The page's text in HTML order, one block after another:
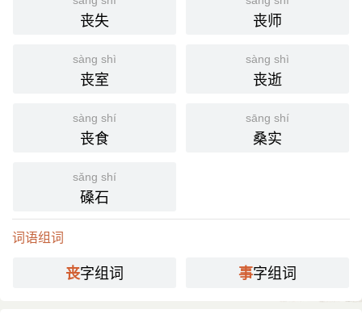
《后汉书·伏湛传》：“詔 隆 中弟 咸 收 隆 丧，赐给棺
敛，太中大夫护送丧事，詔告 琅邪 作冢。”
晋 礼。”
[ sāng shì ]
⒈ 人死后的敛葬、哀祭等事宜。
《史记·卷五七·绛侯周勃世家》：「勃以织薄曲为
主，常为人吹箫给丧事，材官引彊。」
《三国演义·第二九回》：「此非将军哭时也：宜一面
凶事
丧失 丧师
sàng shì
丧室
sàng shì
丧逝
sàng shí
丧食
sāng shí
桑实
sǎng shí
磉石
词语组词
丧字组词 事字组词